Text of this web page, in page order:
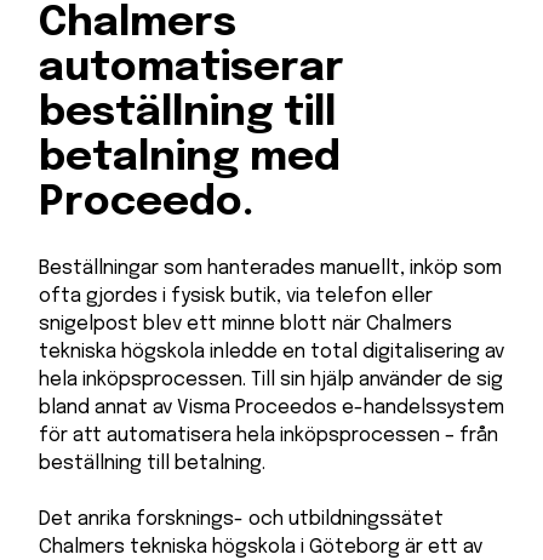
Chalmers
automatiserar
beställning till
betalning med
Proceedo.
Beställningar som hanterades manuellt, inköp som
ofta gjordes i fysisk butik, via telefon eller
snigelpost blev ett minne blott när Chalmers
tekniska högskola inledde en total digitalisering av
hela inköpsprocessen. Till sin hjälp använder de sig
bland annat av Visma Proceedos e-handelssystem
för att automatisera hela inköpsprocessen – från
beställning till betalning.
Det anrika forsknings- och utbildningssätet
Chalmers tekniska högskola i Göteborg är ett av